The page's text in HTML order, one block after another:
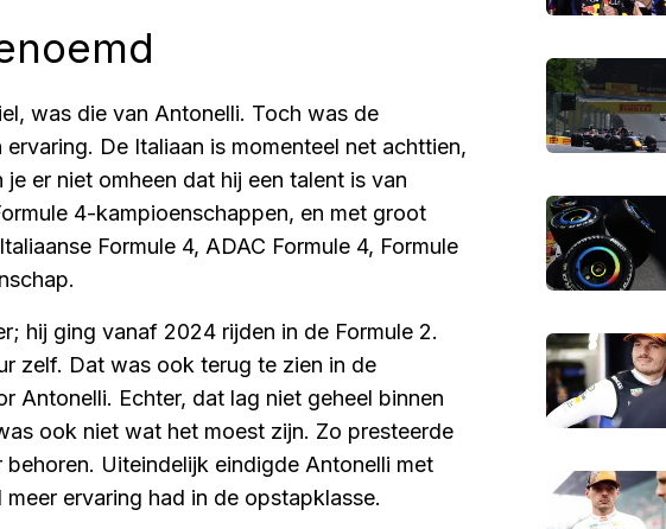
was die van Antonelli. Toch was de
De Italiaan is momenteel net achttien,
er niet omheen dat hij een talent is van
4-kampioenschappen, en met groot
Formule 4, ADAC Formule 4, Formule
hij ging vanaf 2024 rijden in de Formule 2.
zelf. Dat was ook terug te zien in de
Antonelli. Echter, dat lag niet geheel binnen
ook niet wat het moest zijn. Zo presteerde
behoren. Uiteindelijk eindigde Antonelli met
ervaring had in de opstapklasse.